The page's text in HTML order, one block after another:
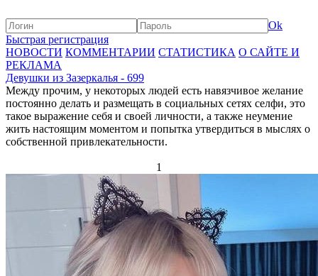
Ok
Быстрая регистрация
НОВОСТИ КОММЕНТАРИИ СТАТИСТИКА О САЙТЕ И
РЕКЛАМА
Девушки из Зазеркалья - 699
Между прочим, у некоторых людей есть навязчивое желание
постоянно делать и размещать в социальных сетях селфи, это
такое выражение себя и своей личности, а также неумение
жить настоящим моментом и попытка утвердиться в мыслях о
собственной привлекательности.
1